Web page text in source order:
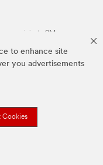
to enhance site
you advertisements
Cookies
da 3M.